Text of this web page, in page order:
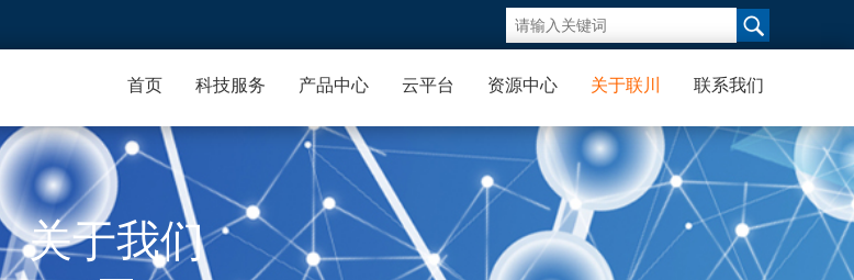
首页 科技服务 产品中心 云平台 资源中心 关于联川 联系我们
关于我们